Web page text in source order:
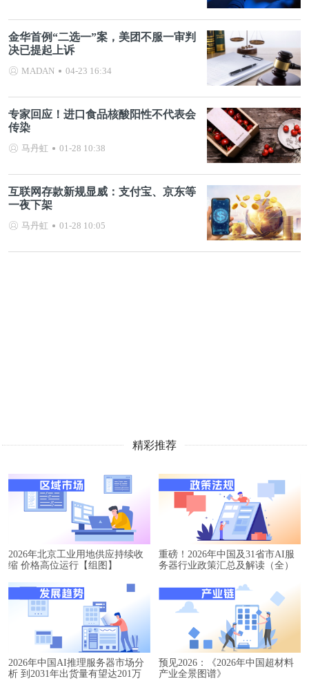
金华首例“二选一”案，美团不服一审判
决已提起上诉
MADAN 04-23 16:34
专家回应！进口食品核酸阳性不代表会
传染
马丹虹 01-28 10:38
互联网存款新规显威：支付宝、京东等
一夜下架
马丹虹 01-28 10:05
精彩推荐
2026年北京工业用地供应持续收
缩 价格高位运行【组图】
重磅！2026年中国及31省市AI服
务器行业政策汇总及解读（全）
2026年中国AI推理服务器市场分
析 到2031年出货量有望达201万
预见2026：《2026年中国超材料
产业全景图谱》